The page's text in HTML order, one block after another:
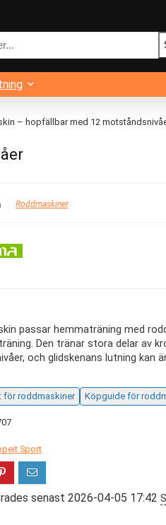
– hopfällbar med 12
Roddmaskiner
passar hemmaträning med
Den tränar stora delar av
och glidskenans lutning kan
för roddmaskiner Köpguide för
Sport
senast 2026-04-05 17:42